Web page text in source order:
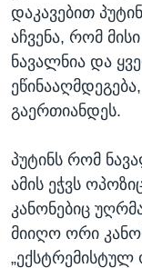
დაკავებით
აჩვენა, რომ
ნავალნია და
გაერთიანდეს.
პუტინს რომ
ამის ეჭვს
კანონებიც
მიიღო ორი
„ექსტრემისტულ